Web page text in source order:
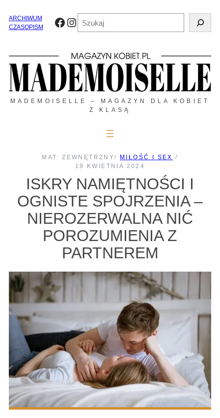
treściARCHIWUM
CZASOPISM
Facebook
Instagram
MADEMOISELLE – MAGAZYN DLA KOBIET
Z KLASĄ
MAT. ZEWNĘTRZNY/ MIŁOŚĆ I SEX /
19 KWIETNIA 2024
ISKRY NAMIĘTNOŚCI I
OGNISTE SPOJRZENIA –
NIEROZERWALNA NIĆ
POROZUMIENIA Z
PARTNEREM